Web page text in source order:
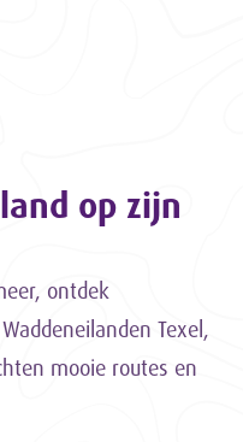
op zijn
ontdek
Texel,
mooie routes en